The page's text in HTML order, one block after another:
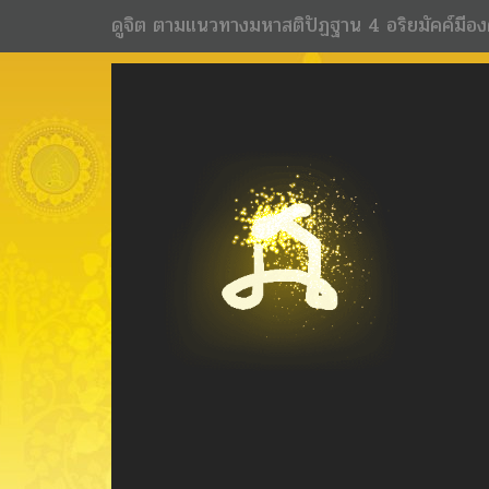
ดูจิต ตามแนวทางมหาสติปัฏฐาน 4 อริยมัคค์มีอ